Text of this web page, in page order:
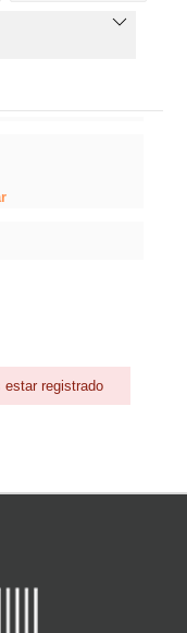
estar registrado